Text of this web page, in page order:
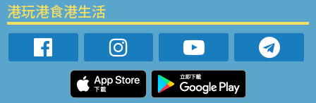
港玩港食港生活